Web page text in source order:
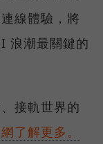
線體驗，將
浪潮最關鍵的
接軌世界的
了解更多。